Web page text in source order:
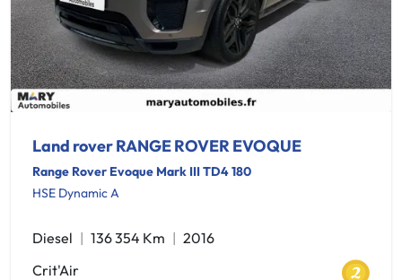
Land rover RANGE ROVER EVOQUE
Range Rover Evoque Mark III TD4 180
HSE Dynamic A
Diesel 136 354 Km
2016
Crit'Air